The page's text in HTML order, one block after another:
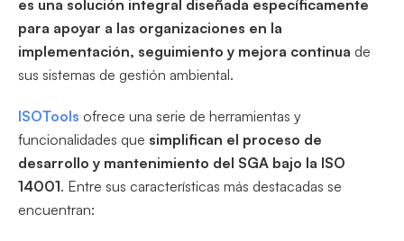
es una solución integral diseñada específicamente
para apoyar a las organizaciones en la
implementación, seguimiento y mejora continua de
sus sistemas de gestión ambiental.
ISOTools ofrece una serie de herramientas y
funcionalidades que simplifican el proceso de
desarrollo y mantenimiento del SGA bajo la ISO
14001. Entre sus características más destacadas se
encuentran: